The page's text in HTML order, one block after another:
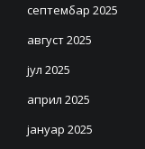
септембар 2025
август 2025
јул 2025
април 2025
јануар 2025